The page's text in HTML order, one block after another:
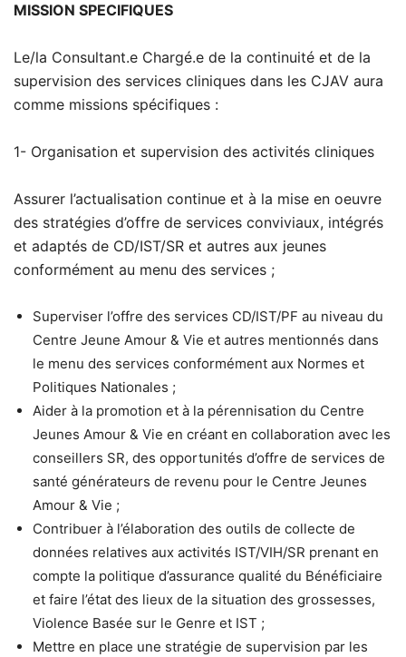
MISSION SPECIFIQUES
Le/la Consultant.e Chargé.e de la continuité et de la
supervision des services cliniques dans les CJAV aura
comme missions spécifiques :
1- Organisation et supervision des activités cliniques
Assurer l’actualisation continue et à la mise en oeuvre
des stratégies d’offre de services conviviaux, intégrés
et adaptés de CD/IST/SR et autres aux jeunes
conformément au menu des services ;
Superviser l’offre des services CD/IST/PF au niveau du
Centre Jeune Amour & Vie et autres mentionnés dans
le menu des services conformément aux Normes et
Politiques Nationales ;
Aider à la promotion et à la pérennisation du Centre
Jeunes Amour & Vie en créant en collaboration avec les
conseillers SR, des opportunités d’offre de services de
santé générateurs de revenu pour le Centre Jeunes
Amour & Vie ;
Contribuer à l’élaboration des outils de collecte de
données relatives aux activités IST/VIH/SR prenant en
compte la politique d’assurance qualité du Bénéficiaire
et faire l’état des lieux de la situation des grossesses,
Violence Basée sur le Genre et IST ;
Mettre en place une stratégie de supervision par les